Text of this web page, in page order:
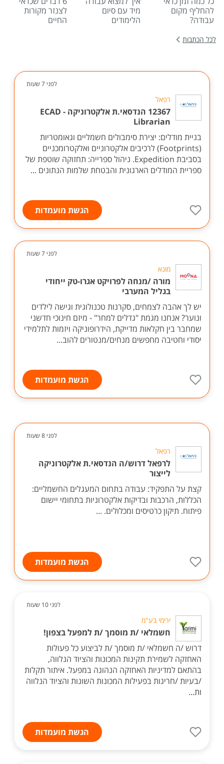
להחליף מקום
עבודה?
מיד עם סיום
הלימודים
לצנזר מקורות
החיים
לכל הכתבות
לפני 7 שעות
רפאל
12367 הנדסאי.ת אלקטרוניקה - ECAD
Librarian
בניית מודלים: יצירת סימבולים חשמליים וגאומטריות
(Footprints) לרכיבים אלקטרוניים ואלקטרומכניים
בסביבת Expedition. ניהול ספרייה: תחזוקה שוטפת של
ספריית המודלים הארגונית והבטחת שלמות הנתונים ...
הגשת מועמדות
לפני 7 שעות
מונא
מורה /מנחה לפרויקט אגרו-טק ייחודי
בגליל המערבי
יש לך אהבה לצמחים, סקרנות טכנולוגית וגישה לילדים
ונוער? אנחנו מגמת "גדלים למחר" - מיזם חינוכי חדשני
שמחבר בין חקלאות מדייקת, הידרופוניקה ויזמות לתלמידי
יסודי וחטיבה מחפשים מנחים/מנטורים להוב...
הגשת מועמדות
לפני 8 שעות
רפאל
לרפאל דרוש/ה הנדסאי.ת אלקטרוניקה
לייצור
קצת על התפקיד: עבודה בתחום המעגלים החשמליים:
הכללות, הרכבות ובדיקות אלקטרוניות בתחומי יישום
פיתוח. תיקון כרטיסים ומכלולים. ...
הגשת מועמדות
לפני 10 שעות
ירימי בע"מ
חשמלאי /ת מוסמך /ת למפעל בצפון!
דרוש /ה חשמלאי /ת מוסמך /ת לביצוע כל פעולות
האחזקה לשמירת תקינות המכונות והציוד הנלווה,
בהתאם למדיניות האחזקה הנהוגה במפעל. איתור תקלות
/בעיות /חריגות בפעילות המכונות השונות והציוד הנלווה
ות...
הגשת מועמדות